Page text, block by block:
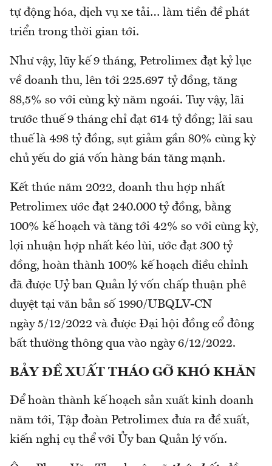
tự động hóa, dịch vụ xe tải… làm tiền đề phát
triển trong thời gian tới.
Như vậy, lũy kế 9 tháng, Petrolimex đạt kỷ lục
về doanh thu, lên tới 225.697 tỷ đồng, tăng
88,5% so với cùng kỳ năm ngoái. Tuy vậy, lãi
trước thuế 9 tháng chỉ đạt 614 tỷ đồng; lãi sau
thuế là 498 tỷ đồng, sụt giảm gần 80% cùng kỳ
chủ yếu do giá vốn hàng bán tăng mạnh.
Kết thúc năm 2022, doanh thu hợp nhất
Petrolimex ước đạt 240.000 tỷ đồng, bằng
100% kế hoạch và tăng tới 42% so với cùng kỳ,
lợi nhuận hợp nhất kéo lùi, ước đạt 300 tỷ
đồng, hoàn thành 100% kế hoạch điều chỉnh
đã được Uỷ ban Quản lý vốn chấp thuận phê
duyệt tại văn bản số 1990/UBQLV-CN
ngày 5/12/2022 và được Đại hội đồng cổ đông
bất thường thông qua vào ngày 6/12/2022.
BẢY ĐỀ XUẤT THÁO GỠ KHÓ KHĂN
Để hoàn thành kế hoạch sản xuất kinh doanh
năm tới, Tập đoàn Petrolimex đưa ra đề xuất,
kiến nghị cụ thể với Ủy ban Quản lý vốn.